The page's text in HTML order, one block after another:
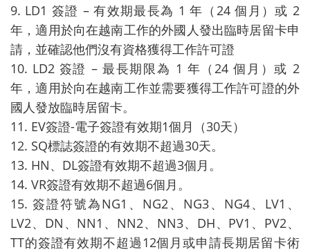
9. LD1 簽證 – 有效期最長為 1 年（24 個月）或 2
年，適用於向在越南工作的外國人發出臨時居留卡申
請，並確認他們沒有資格獲得工作許可證
10. LD2 簽證 – 最長期限為 1 年（24 個月）或 2
年，適用於向在越南工作並需要獲得工作許可證的外
國人發放臨時居留卡。
11. EV簽證-電子簽證有效期1個月（30天）
12. SQ標誌簽證的有效期不超過30天。
13. HN、DL簽證有效期不超過3個月。
14. VR簽證有效期不超過6個月。
15. 簽證符號為NG1、NG2、NG3、NG4、LV1、
LV2、DN、NN1、NN2、NN3、DH、PV1、PV2、
TT的簽證有效期不超過12個月或申請長期居留卡術